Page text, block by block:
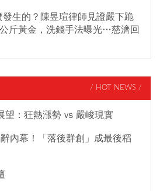
生的？陳昱瑄律師見證嚴下跪
斤黃金，洗錢手法曝光…慈濟回
/ HOT NEWS /
望：狂熱漲勢 vs 嚴峻現實
內幕！「落後群創」成最後稻